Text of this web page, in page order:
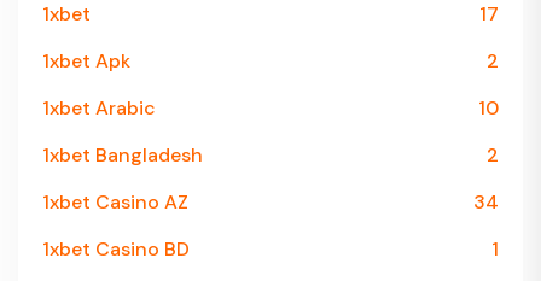
1xbet
17
1xbet Apk
2
1xbet Arabic
10
1xbet Bangladesh
2
1xbet Casino AZ
34
1xbet Casino BD
1